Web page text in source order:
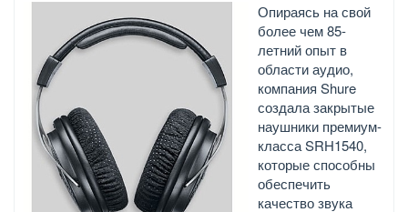
Опираясь на свой
более чем 85-
летний опыт в
области аудио,
компания Shure
создала закрытые
наушники премиум-
класса SRH1540,
которые способны
обеспечить
качество звука